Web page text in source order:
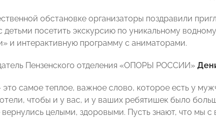
обстановке организаторы поздравили
детьми посетить экскурсию по уникальному
и интерактивную программу с аниматорами.
Пензенского отделения «ОПОРЫ РОССИИ»
самое теплое, важное слово, которое есть у
чтобы и у вас, и у ваших ребятишек было
вернулись целыми, здоровыми. Пусть знают, что мы